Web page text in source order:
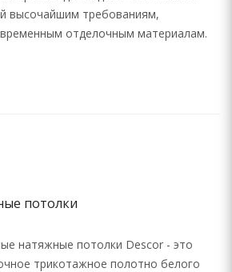
высочайшим требованиям,
отделочным материалам.
потолки
натяжные потолки Descor - это
трикотажное полотно белого